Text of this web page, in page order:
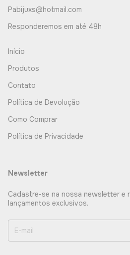
Pabijuxs@hotmail.com
Responderemos em até 48h
Início
Produtos
Contato
Política de Devolução
Como Comprar
Política de Privacidade
Newsletter
Cadastre-se na nossa newsletter e
lançamentos exclusivos.